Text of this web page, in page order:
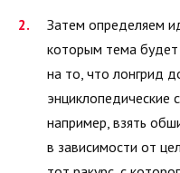
Затем определяем
которым тема
на то, что лонгрид
энциклопедические
например, взять
в зависимости от